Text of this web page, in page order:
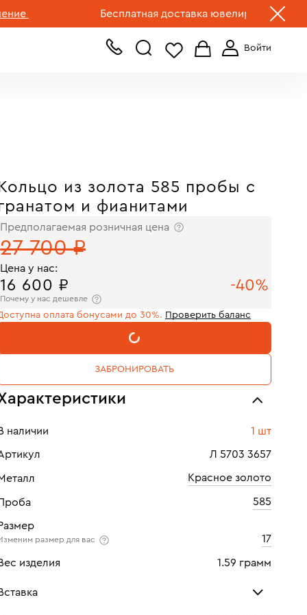
Бесплатная доставка ювелирных изделий по
+7 (499) 519-00-00
Кольцо из золота 585 пробы с
и фианитами
Предполагаемая розничная цена
27 700 ₽
Цена у нас:
16 600 ₽ -40%
Почему у нас дешевле
оплата бонусами до 30%. Проверить баланс
В КОРЗИНУ
ЗАБРОНИРОВАТЬ
наличии 1 шт
Л 5703 3657
Красное золото
585
размер для вас 17
изделия 1.59 грамм